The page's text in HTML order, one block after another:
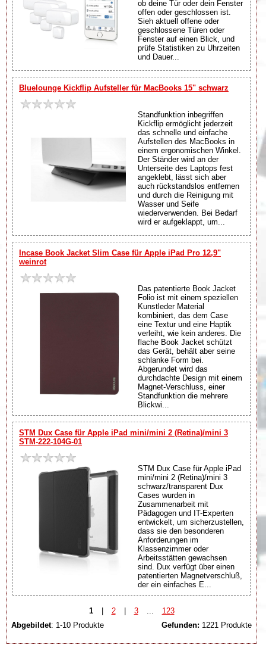
ob deine Tür oder dein Fenster
offen oder geschlossen ist.
Sieh aktuell offene oder
geschlossene Türen oder
Fenster auf einen Blick, und
prüfe Statistiken zu Uhrzeiten
und Dauer...
Bluelounge Kickflip Aufsteller für MacBooks 15" schwarz
Standfunktion inbegriffen
Kickflip ermöglicht jederzeit
das schnelle und einfache
Aufstellen des MacBooks in
einem ergonomischen Winkel.
Der Ständer wird an der
Unterseite des Laptops fest
angeklebt, lässt sich aber
auch rückstandslos entfernen
und durch die Reinigung mit
Wasser und Seife
wiederverwenden. Bei Bedarf
wird er aufgeklappt, um...
Incase Book Jacket Slim Case für Apple iPad Pro 12,9"
weinrot
Das patentierte Book Jacket
Folio ist mit einem speziellen
Kunstleder Material
kombiniert, das dem Case
eine Textur und eine Haptik
verleiht, wie kein anderes. Die
flache Book Jacket schützt
das Gerät, behält aber seine
schlanke Form bei.
Abgerundet wird das
durchdachte Design mit einem
Magnet-Verschluss, einer
Standfunktion die mehrere
Blickwi...
STM Dux Case für Apple iPad mini/mini 2 (Retina)/mini 3
STM-222-104G-01
STM Dux Case für Apple iPad
mini/mini 2 (Retina)/mini 3
schwarz/transparent Dux
Cases wurden in
Zusammenarbeit mit
Pädagogen und IT-Experten
entwickelt, um sicherzustellen,
dass sie den besonderen
Anforderungen im
Klassenzimmer oder
Arbeitsstätten gewachsen
sind. Dux verfügt über einen
patentierten Magnetverschluß,
der ein einfaches E...
1 | 2 | 3
123
Abgebildet: 1-10 Produkte Gefunden: 1221 Produkte